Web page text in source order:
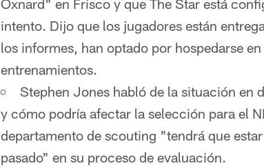
Oxnard" en Frisco y que The Star está
intento. Dijo que los jugadores están
los informes, han optado por hospedarse
entrenamientos.
Stephen Jones habló de la situación en
y cómo podría afectar la selección para el
departamento de scouting "tendrá que
pasado" en su proceso de evaluación.